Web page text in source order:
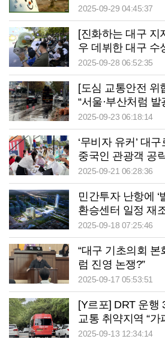
계…관광 콘텐츠로
2025-09-29 04:45:37
[진화하는 대구 지
우 데뷔한 대구 수
속하는 달서구 ‘달수
2025-09-28 06:52:35
[도심 교통안전 위
“서울·부산처럼
길 ‘깜깜이 운전’ 끝
2025-09-23 06:18:14
‘무비자 유커’ 대
중국인 관광객 공
2025-09-21 06:28:36
민간투자 난항에
환승센터 일정 재
2025-09-18 07:25:46
“대구 기초의회
럼 진영 논쟁?”
2025-09-17 05:53:51
[Y르포] DRT 운행
교통 취약지역 “가
병원까지…DRT가
2025-09-13 12:34:14